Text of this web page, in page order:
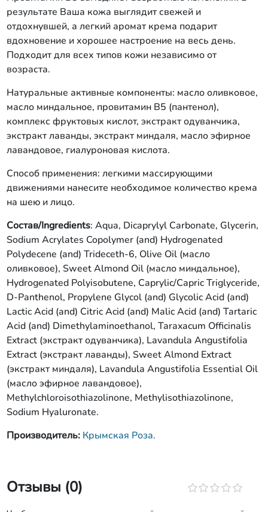
результате Ваша кожа выглядит свежей и
отдохнувшей, а легкий аромат крема подарит
вдохновение и хорошее настроение на весь день.
Подходит для всех типов кожи независимо от
возраста.
Натуральные активные компоненты: масло оливковое,
масло миндальное, провитамин В5 (пантенол),
комплекс фруктовых кислот, экстракт одуванчика,
экстракт лаванды, экстракт миндаля, масло эфирное
лавандовое, гиалуроновая кислота.
Способ применения: легкими массирующими
движениями нанесите необходимое количество крема
на шею и лицо.
Состав/Ingredients: Aqua, Dicaprylyl Carbonate, Glycerin,
Sodium Acrylates Copolymer (and) Hydrogenated
Polydecene (and) Trideceth-6, Olive Oil (масло
оливковое), Sweet Almond Oil (масло миндальное),
Hydrogenated Polyisobutene, Caprylic/Capric Triglyceride,
D-Panthenol, Propylene Glycol (and) Glycolic Acid (and)
Lactic Acid (and) Citric Acid (and) Malic Acid (and) Tartaric
Acid (and) Dimethylaminoethanol, Taraxacum Officinalis
Extract (экстракт одуванчика), Lavandula Angustifolia
Extract (экстракт лаванды), Sweet Almond Extract
(экстракт миндаля), Lavandula Angustifolia Essential Oil
(масло эфирное лавандовое),
Methylchloroisothiazolinone, Methylisothiazolinone,
Sodium Hyaluronate.
Производитель: Крымская Роза.
Отзывы (0)